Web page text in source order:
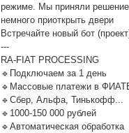
режиме. Мы приняли решение
немного приоткрыть двери
Встречайте новый бот
---
RA-FIAT PROCESSING
🔹Подключаем за 1 день
🔹Массовые платежи в
🔹Сбер, Альфа, Тинькофф...
🔹1000-150 000 рублей
🔹Автоматическая обработка